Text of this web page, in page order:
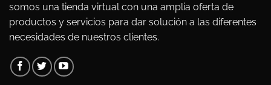
somos una tienda virtual con una amplia oferta de
productos y servicios para dar solución a las diferentes
necesidades de nuestros clientes.